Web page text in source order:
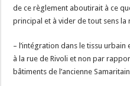
de ce règlement aboutirait à ce
principal et à vider de tout sens la
– l’intégration dans le tissu
à la rue de Rivoli et non par
bâtiments de l’ancienne